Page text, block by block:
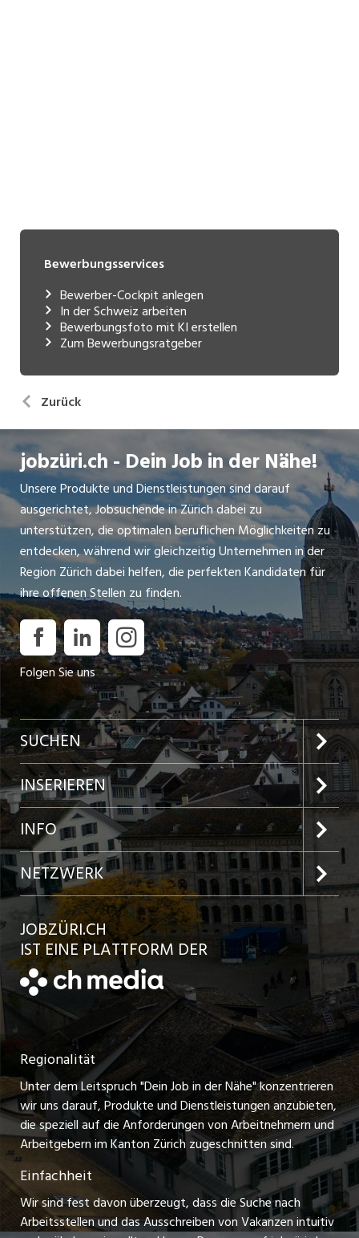
Bewerbungsservices
Bewerber-Cockpit anlegen
In der Schweiz arbeiten
Bewerbungsfoto mit KI erstellen
Zum Bewerbungsratgeber
Zurück
jobzüri.ch - Dein Job in der Nähe!
Unsere Produkte und Dienstleistungen sind darauf
ausgerichtet, Jobsuchende in Zürich dabei zu
unterstützen, die optimalen beruflichen Möglichkeiten zu
entdecken, während wir gleichzeitig Unternehmen in der
Region Zürich dabei helfen, die perfekten Kandidaten für
ihre offenen Stellen zu finden.
Folgen Sie uns
SUCHEN
Jobs im Kanton Zürich
Jobs in der Stadt Zürich
Jobs in der Stadt Winterthur
Jobs in der Stadt Bülach
Jobs in der Stadt Uster
Jobs in der Stadt Horgen
Festanstellungen
Temporäre Jobs
Freelance Jobs
Praktikum-Jobs
Lehrstellen
Ferienjobs
INSERIEREN
Preise und Leistungen
Inserat aufgeben
Kundenlogin
Schnittstelle
INFO
Team
Ratgeber
AGB
Datenschutzerklärung
Nutzungsbedingungen
Impressum
Stellenmeldepflicht
NETZWERK
jobbasel.ch
jobbern.ch
jobmittelland.ch
zentraljob.ch
myjob.ch
schaffu.ch (VS)
ajourjob.ch
limmattalerzeitung.ch
JOBZÜRI.CH
IST EINE PLATTFORM DER
Regionalität
Unter dem Leitspruch "Dein Job in der Nähe" konzentrieren
wir uns darauf, Produkte und Dienstleistungen anzubieten,
die speziell auf die Anforderungen von Arbeitnehmern und
Arbeitgebern im Kanton Zürich zugeschnitten sind.
Einfachheit
Wir sind fest davon überzeugt, dass die Suche nach
Arbeitsstellen und das Ausschreiben von Vakanzen intuitiv